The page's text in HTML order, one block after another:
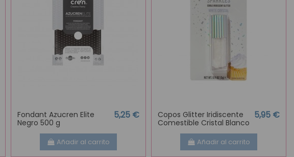
Fondant Azucren Elite
Negro 500 g
5,25 €
Añadir al carrito
Copos Glitter Iridiscente
Comestible Cristal Blanco
5,95 €
Añadir al carrito